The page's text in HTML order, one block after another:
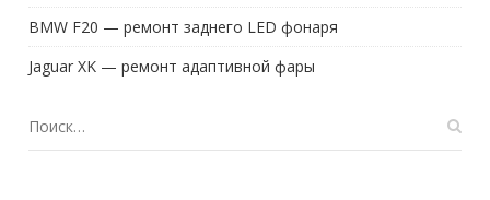
BMW F20 — ремонт заднего LED фонаря
Jaguar XK — ремонт адаптивной фары